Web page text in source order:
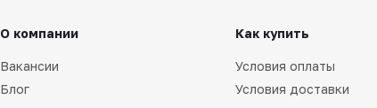
О компании
Вакансии
Блог
Как купить
Условия оплаты
Условия доставки